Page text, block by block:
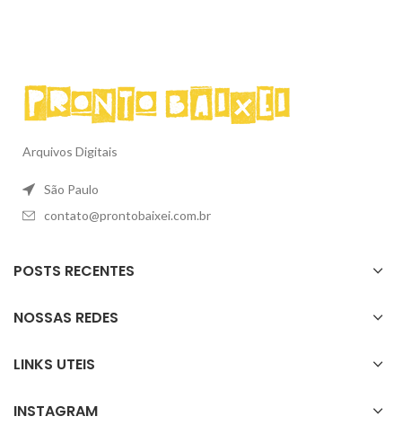
Arquivos Digitais
São Paulo
contato@prontobaixei.com.br
POSTS RECENTES
NOSSAS REDES
LINKS UTEIS
INSTAGRAM